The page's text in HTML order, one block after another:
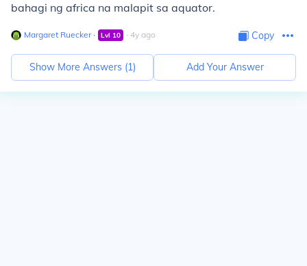
bahagi ng africa na malapit sa aquator.
Margaret Ruecker∙ Lvl 10 ∙ 4y ago Copy
Show More Answers (1) Add Your Answer